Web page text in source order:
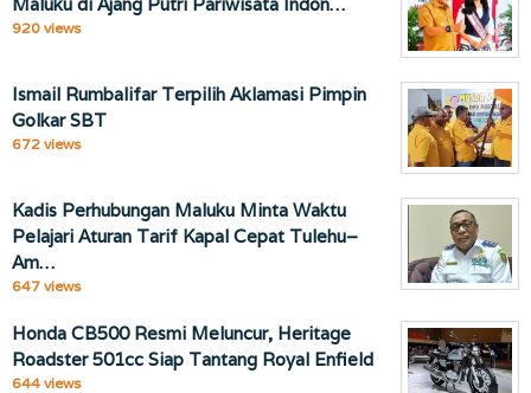
920 views
Ismail Rumbalifar Terpilih Aklamasi Pimpin
Golkar SBT
672 views
Kadis Perhubungan Maluku Minta Waktu
Pelajari Aturan Tarif Kapal Cepat Tulehu–
Am…
647 views
Honda CB500 Resmi Meluncur, Heritage
Roadster 501cc Siap Tantang Royal Enfield
644 views